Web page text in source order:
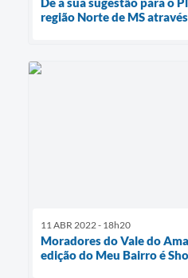
região Norte de MS
11 ABR 2022 - 18h20
Moradores do Vale do
edição do Meu Bairro é